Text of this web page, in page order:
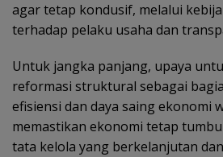
agar tetap kondusif, melalui
terhadap pelaku usaha dan
Untuk jangka panjang, upaya
reformasi struktural sebagai
efisiensi dan daya saing ekonomi
memastikan ekonomi tetap
tata kelola yang berkelanjutan